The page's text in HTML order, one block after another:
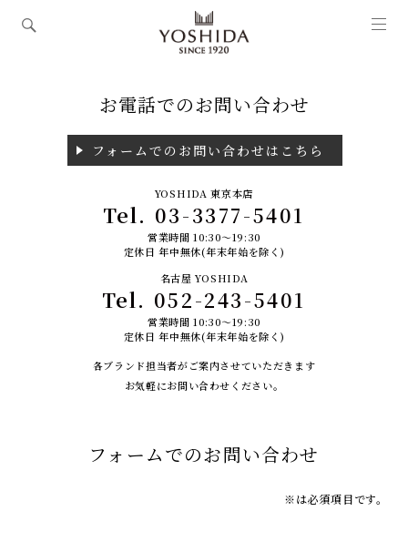
お電話でのお問い合わせ
フォームでのお問い合わせはこちら
YOSHIDA 東京本店
Tel. 03-3377-5401
営業時間 10:30～19:30
定休日 年中無休(年末年始を除く)
名古屋 YOSHIDA
Tel. 052-243-5401
営業時間 10:30～19:30
定休日 年中無休(年末年始を除く)
各ブランド担当者がご案内させていただきます
お気軽にお問い合わせください。
フォームでのお問い合わせ
※は必須項目です。